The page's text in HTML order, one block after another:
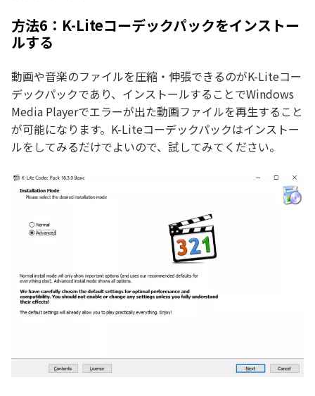
方法6：K-Liteコーデックパックをインストー
ルする
動画や音楽のファイルを圧縮・伸張できるのがK-Liteコー
デックパックであり、インストールすることでWindows
Media Playerでエラーが出た動画ファイルを再生すること
が可能になります。K-Liteコーデックパックはインストー
ルをしてみるだけでよいので、試してみてください。